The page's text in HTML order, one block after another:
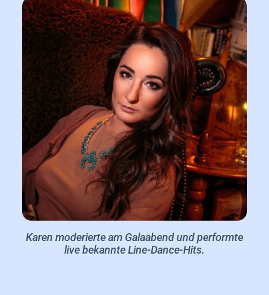
Karen moderierte am Galaabend und performte
live bekannte Line-Dance-Hits.